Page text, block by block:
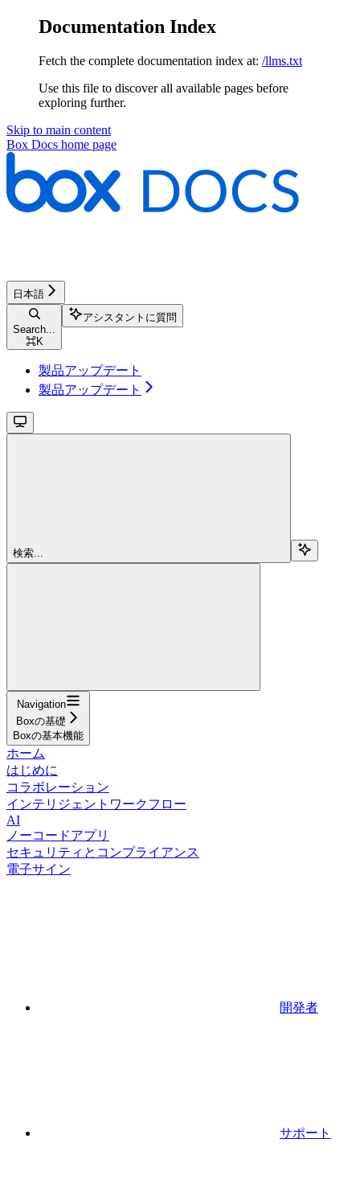
Documentation Index
Fetch the complete documentation index at: /llms.txt
Use this file to discover all available pages before
exploring further.
Skip to main content
Box Docs home page
日本語
Search...
⌘K
アシスタントに質問
製品アップデート
製品アップデート
検索...
Navigation
Boxの基礎
Boxの基本機能
ホーム
はじめに
コラボレーション
インテリジェントワークフロー
AI
ノーコードアプリ
セキュリティとコンプライアンス
電子サイン
開発者
サポート